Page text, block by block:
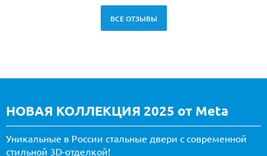
ВСЕ ОТЗЫВЫ
НОВАЯ КОЛЛЕКЦИЯ 2025 от Meta
Уникальные в России стальные двери с современной
стильной 3D-отделкой!